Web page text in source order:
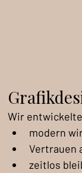
Wir
modern
Vertrauen
zeitlos